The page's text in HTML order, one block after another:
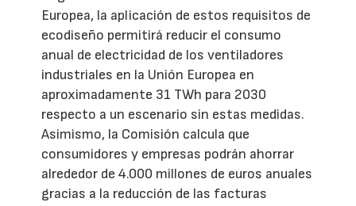
Europea, la aplicación de estos requisitos de
ecodiseño permitirá reducir el consumo
anual de electricidad de los ventiladores
industriales en la Unión Europea en
aproximadamente 31 TWh para 2030
respecto a un escenario sin estas medidas.
Asimismo, la Comisión calcula que
consumidores y empresas podrán ahorrar
alrededor de 4.000 millones de euros anuales
gracias a la reducción de las facturas